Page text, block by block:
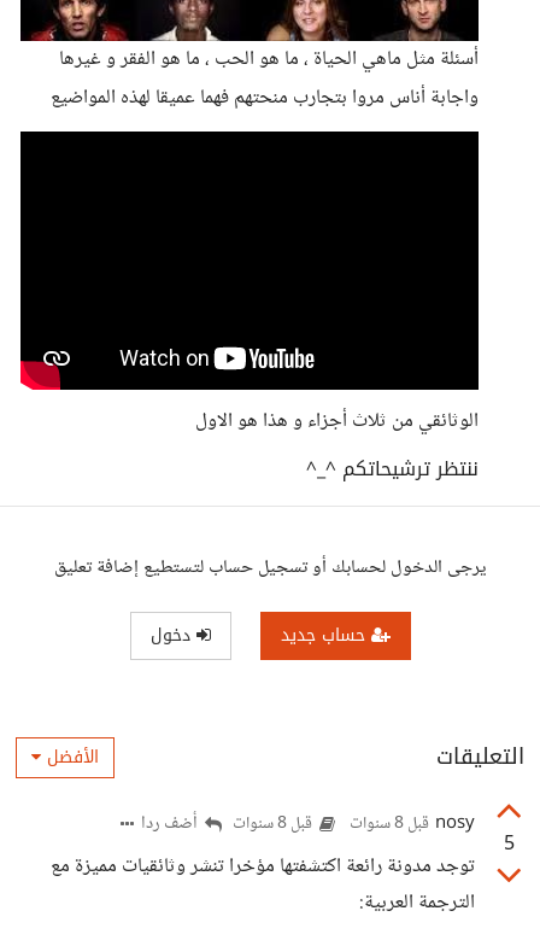
أسئلة مثل ماهي الحياة ، ما هو الحب ، ما هو الفقر و غيرها
واجابة أناس مروا بتجارب منحتهم فهما عميقا لهذه المواضيع
الوثائقي من ثلاث أجزاء و هذا هو الاول
ننتظر ترشيحاتكم ^_^
يرجى الدخول لحسابك أو تسجيل حساب لتستطيع إضافة تعليق
حساب جديد دخول
التعليقات الأفضل
5
nosy قبل 8 سنوات قبل 8 سنوات أضف ردا
توجد مدونة رائعة اكتشفتها مؤخرا تنشر وثائقيات مميزة مع
الترجمة العربية: